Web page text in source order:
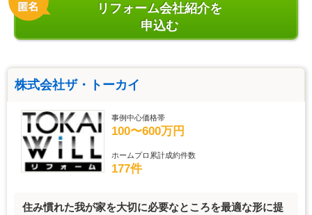
リフォーム会社紹介を
申込む
株式会社ザ・トーカイ
事例中心価格帯
100〜600万円
ホームプロ累計成約件数
177件
住み慣れた我が家を大切に必要なところを最適な形に提